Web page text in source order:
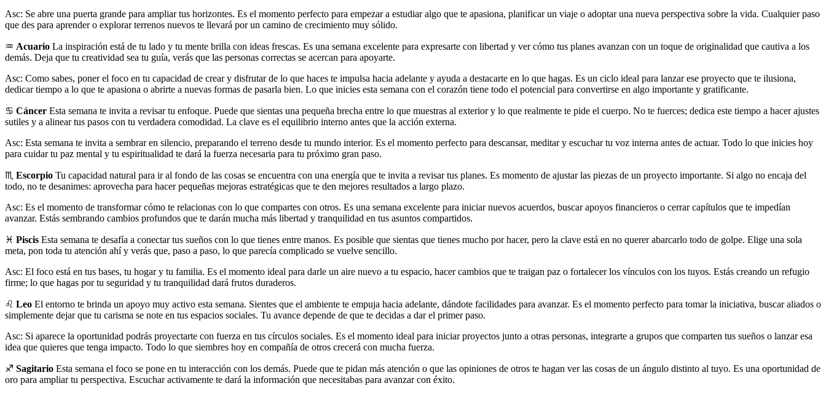
Asc: Se abre una puerta grande para ampliar tus horizontes. Es el momento perfecto para empezar a estudiar algo que te apasiona, planificar un viaje o adoptar una nueva perspectiva sobre la vida. Cualquier paso
que des para aprender o explorar terrenos nuevos te llevará por un camino de crecimiento muy sólido.
♒ Acuario La inspiración está de tu lado y tu mente brilla con ideas frescas. Es una semana excelente para expresarte con libertad y ver cómo tus planes avanzan con un toque de originalidad que cautiva a los
demás. Deja que tu creatividad sea tu guía, verás que las personas correctas se acercan para apoyarte.
Asc: Como sabes, poner el foco en tu capacidad de crear y disfrutar de lo que haces te impulsa hacia adelante y ayuda a destacarte en lo que hagas. Es un ciclo ideal para lanzar ese proyecto que te ilusiona,
dedicar tiempo a lo que te apasiona o abrirte a nuevas formas de pasarla bien. Lo que inicies esta semana con el corazón tiene todo el potencial para convertirse en algo importante y gratificante.
♋ Cáncer Esta semana te invita a revisar tu enfoque. Puede que sientas una pequeña brecha entre lo que muestras al exterior y lo que realmente te pide el cuerpo. No te fuerces; dedica este tiempo a hacer ajustes
sutiles y a alinear tus pasos con tu verdadera comodidad. La clave es el equilibrio interno antes que la acción externa.
Asc: Esta semana te invita a sembrar en silencio, preparando el terreno desde tu mundo interior. Es el momento perfecto para descansar, meditar y escuchar tu voz interna antes de actuar. Todo lo que inicies hoy
para cuidar tu paz mental y tu espiritualidad te dará la fuerza necesaria para tu próximo gran paso.
♏ Escorpio Tu capacidad natural para ir al fondo de las cosas se encuentra con una energía que te invita a revisar tus planes. Es momento de ajustar las piezas de un proyecto importante. Si algo no encaja del
todo, no te desanimes: aprovecha para hacer pequeñas mejoras estratégicas que te den mejores resultados a largo plazo.
Asc: Es el momento de transformar cómo te relacionas con lo que compartes con otros. Es una semana excelente para iniciar nuevos acuerdos, buscar apoyos financieros o cerrar capítulos que te impedían
avanzar. Estás sembrando cambios profundos que te darán mucha más libertad y tranquilidad en tus asuntos compartidos.
♓ Piscis Esta semana te desafía a conectar tus sueños con lo que tienes entre manos. Es posible que sientas que tienes mucho por hacer, pero la clave está en no querer abarcarlo todo de golpe. Elige una sola
meta, pon toda tu atención ahí y verás que, paso a paso, lo que parecía complicado se vuelve sencillo.
Asc: El foco está en tus bases, tu hogar y tu familia. Es el momento ideal para darle un aire nuevo a tu espacio, hacer cambios que te traigan paz o fortalecer los vínculos con los tuyos. Estás creando un refugio
firme; lo que hagas por tu seguridad y tu tranquilidad dará frutos duraderos.
♌ Leo El entorno te brinda un apoyo muy activo esta semana. Sientes que el ambiente te empuja hacia adelante, dándote facilidades para avanzar. Es el momento perfecto para tomar la iniciativa, buscar aliados o
simplemente dejar que tu carisma se note en tus espacios sociales. Tu avance depende de que te decidas a dar el primer paso.
Asc: Si aparece la oportunidad podrás proyectarte con fuerza en tus círculos sociales. Es el momento ideal para iniciar proyectos junto a otras personas, integrarte a grupos que comparten tus sueños o lanzar esa
idea que quieres que tenga impacto. Todo lo que siembres hoy en compañía de otros crecerá con mucha fuerza.
♐ Sagitario Esta semana el foco se pone en tu interacción con los demás. Puede que te pidan más atención o que las opiniones de otros te hagan ver las cosas de un ángulo distinto al tuyo. Es una oportunidad de
oro para ampliar tu perspectiva. Escuchar activamente te dará la información que necesitabas para avanzar con éxito.